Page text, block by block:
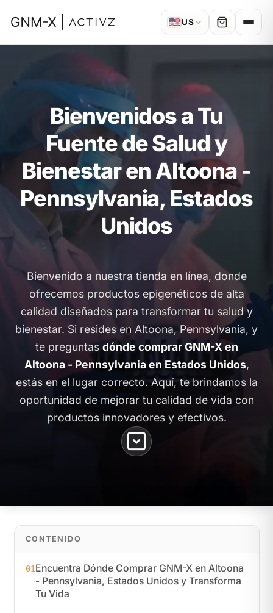
🇺🇸US
Bienvenidos a Tu
Fuente de Salud y
Bienestar en Altoona -
Pennsylvania, Estados
Unidos
Bienvenido a nuestra tienda en línea, donde
ofrecemos productos epigenéticos de alta
calidad diseñados para transformar tu salud y
bienestar. Si resides en Altoona, Pennsylvania, y
te preguntas dónde comprar GNM-X en
Altoona - Pennsylvania en Estados Unidos,
estás en el lugar correcto. Aquí, te brindamos la
oportunidad de mejorar tu calidad de vida con
productos innovadores y efectivos.
CONTENIDO
01Encuentra Dónde Comprar GNM-X en Altoona
- Pennsylvania, Estados Unidos y Transforma
Tu Vida